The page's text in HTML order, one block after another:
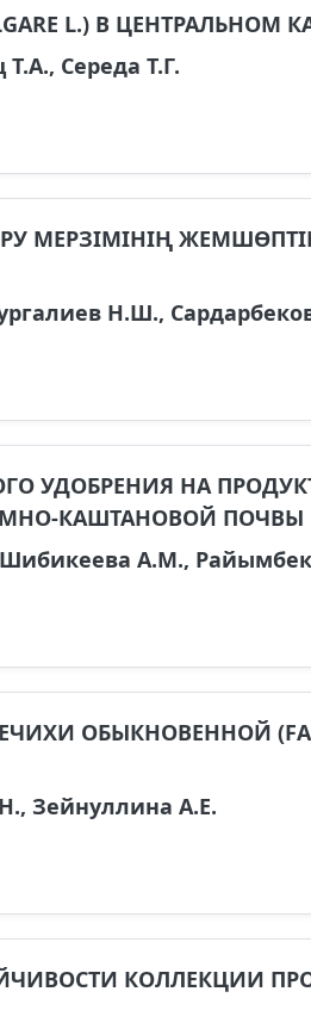
L.) В ЦЕНТРАЛЬНОМ
Середа Т.Г.
Н.Ш.,
УДОБРЕНИЯ НА
КАШТАНОВОЙ ПОЧВЫ
Шибикеева А.М.,
ОБЫКНОВЕННОЙ
Зейнуллина А.Е.
КОЛЛЕКЦИИ